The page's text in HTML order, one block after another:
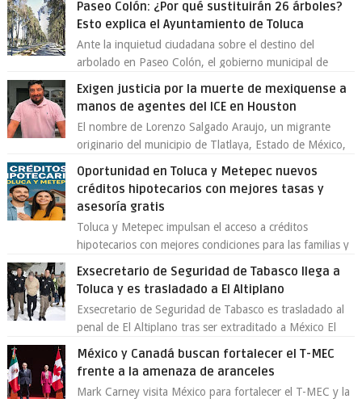
Paseo Colón: ¿Por qué sustituirán 26 árboles?
Esto explica el Ayuntamiento de Toluca
Ante la inquietud ciudadana sobre el destino del
arbolado en Paseo Colón, el gobierno municipal de
Exigen justicia por la muerte de mexiquense a
manos de agentes del ICE en Houston
El nombre de Lorenzo Salgado Araujo, un migrante
originario del municipio de Tlatlaya, Estado de México,
Oportunidad en Toluca y Metepec nuevos
créditos hipotecarios con mejores tasas y
asesoría gratis
Toluca y Metepec impulsan el acceso a créditos
hipotecarios con mejores condiciones para las familias y
Exsecretario de Seguridad de Tabasco llega a
Toluca y es trasladado a El Altiplano
Exsecretario de Seguridad de Tabasco es trasladado al
penal de El Altiplano tras ser extraditado a México El
México y Canadá buscan fortalecer el T-MEC
frente a la amenaza de aranceles
Mark Carney visita México para fortalecer el T-MEC y la